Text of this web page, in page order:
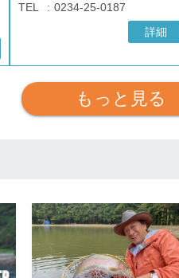
TEL
0234-25-0187
詳細
もっと見る